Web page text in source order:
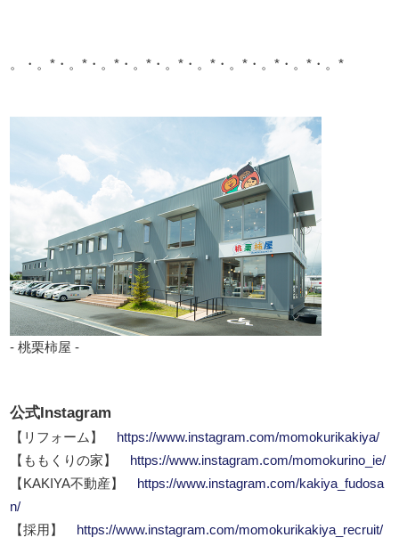
。・。*・。*・。*・。*・。*・。*・。*・。*・。*・。*
- 桃栗柿屋 -
公式Instagram
【リフォーム】
https://www.instagram.com/momokurikakiya/
【ももくりの家】
https://www.instagram.com/momokurino_ie/
【KAKIYA不動産】
https://www.instagram.com/kakiya_fudosa
n/
【採用】
https://www.instagram.com/momokurikakiya_recruit/